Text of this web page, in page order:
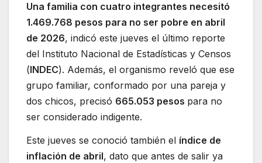
Una familia con cuatro integrantes necesitó
1.469.768 pesos para no ser pobre en abril
de 2026, indicó este jueves el último reporte
del Instituto Nacional de Estadísticas y Censos
(INDEC). Además, el organismo reveló que ese
grupo familiar, conformado por una pareja y
dos chicos, precisó 665.053 pesos para no
ser considerado indigente.
Este jueves se conoció también el índice de
inflación de abril, dato que antes de salir ya